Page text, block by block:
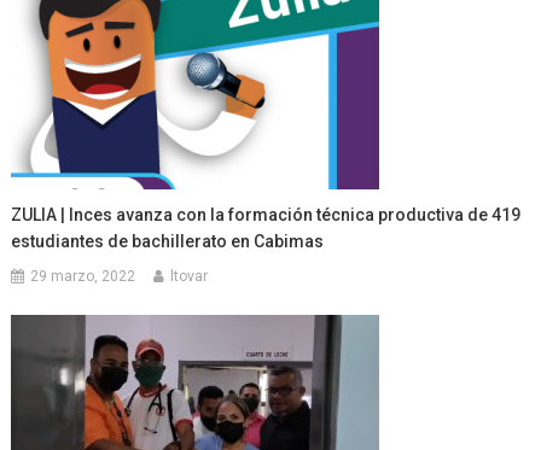
ZULIA | Inces avanza con la formación técnica productiva de 419
estudiantes de bachillerato en Cabimas
29 marzo, 2022 ltovar